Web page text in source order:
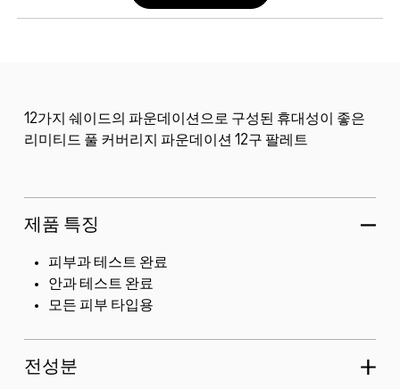
12가지 쉐이드의 파운데이션으로 구성된 휴대성이 좋은
리미티드 풀 커버리지 파운데이션 12구 팔레트
제품 특징
피부과 테스트 완료
안과 테스트 완료
모든 피부 타입용
전성분